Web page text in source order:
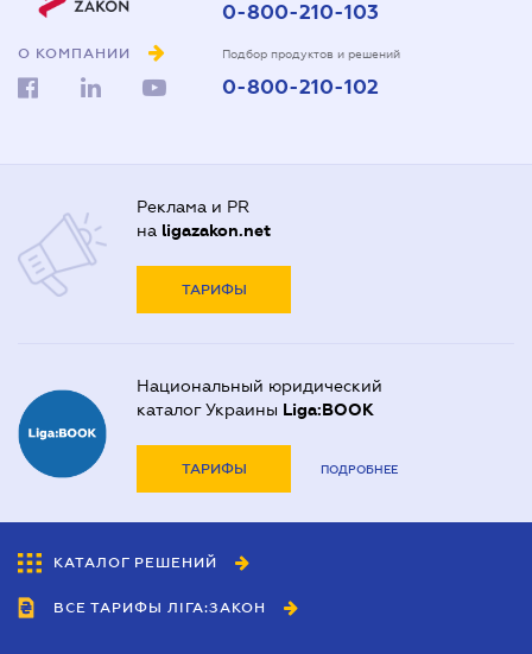
О КОМПАНИИ
0-800-210-103
Подбор продуктов и решений
0-800-210-102
Реклама и PR
на ligazakon.net
ТАРИФЫ
Национальный юридический
каталог Украины Liga:BOOK
ТАРИФЫ ПОДРОБНЕЕ
КАТАЛОГ РЕШЕНИЙ
ВСЕ ТАРИФЫ ЛІГА:ЗАКОН